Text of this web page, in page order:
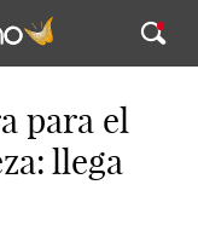
para el
llega